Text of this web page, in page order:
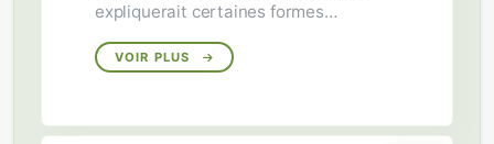
expliquerait certaines formes
nouveau-nés
VOIR PLUS